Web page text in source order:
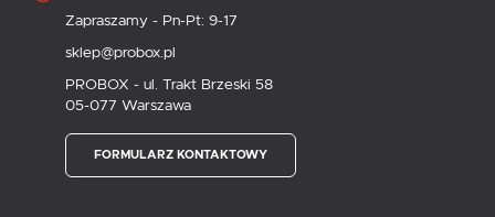
Zapraszamy - Pn-Pt: 9-17
sklep@probox.pl
PROBOX - ul. Trakt Brzeski 58
05-077 Warszawa
FORMULARZ KONTAKTOWY